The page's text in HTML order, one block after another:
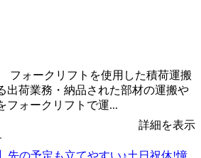
フォークリフトを使用した積荷運搬
出荷業務・納品された部材の運搬や
フォークリフトで運...
詳細を表示